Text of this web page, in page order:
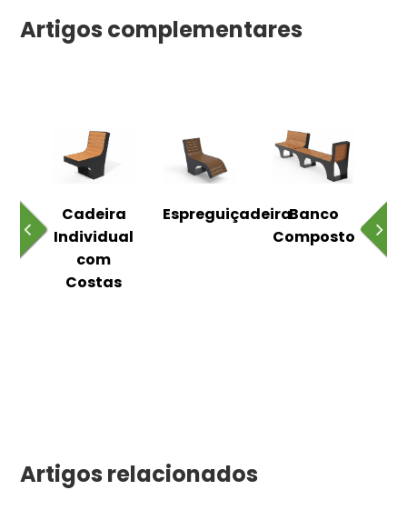
Artigos complementares
Cadeira
Individual
com
Costas
EspreguiçadeiraBanco
Composto
Artigos relacionados